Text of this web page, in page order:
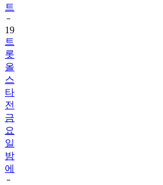
트
19
트
롯
올
스
타
전
금
요
일
밤
에